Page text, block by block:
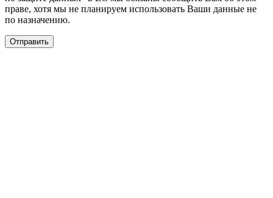
праве, хотя мы не планируем использовать Ваши данные не
по назначению.
Отправить